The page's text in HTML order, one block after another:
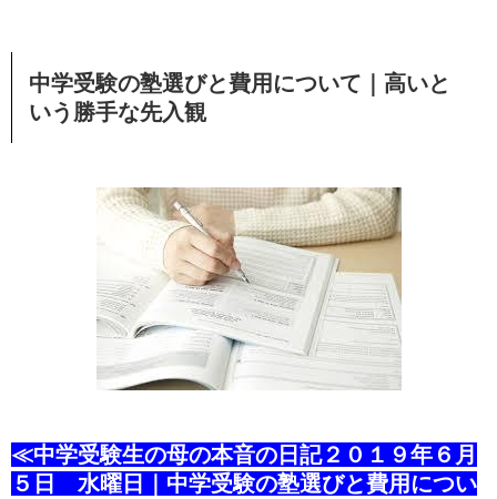
中学受験の塾選びと費用について｜高いと
いう勝手な先入観
≪中学受験生の母の本音の日記２０１９年６月
５日 水曜日｜中学受験の塾選びと費用につい